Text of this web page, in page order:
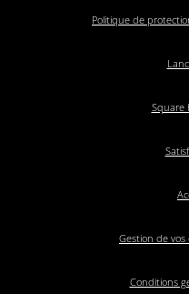
Politique de
Square
Gestion de
Conditions